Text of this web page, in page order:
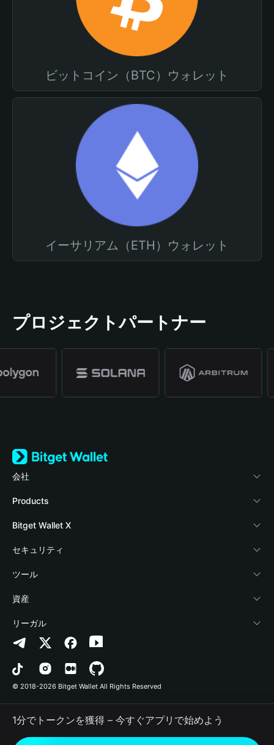
ビットコイン（BTC）ウォレット
イーサリアム（ETH）ウォレット
プロジェクトパートナー
会社
Bitget Walletについて
ブログ
アカデミー
暗号資産ニュース
Help Center
お問い合わせ
ブランドリソース
キャリア
Products
Crypto Card
Stablecoin Earn
Payfi Crypto
Crypto Swap API
Altcoin Season Index
Prediction Markets
DApp
RWA
Bitget Wallet X
デベロッパー
ウォレットを接続
Bitget Wallet Pay
プロジェクトを掲載
セキュリティ
保護基金
セキュリティ技術
ツール
暗号資産を購入
認証検出
コントラクト検出
一括送金
資産
Arbitrum
Avalanche
Bitcoin
Polygon
リーガル
プライバシーポリシー
利用規約
© 2018-2026 Bitget Wallet All Rights Reserved
1分でトークンを獲得 – 今すぐアプリで始めよう